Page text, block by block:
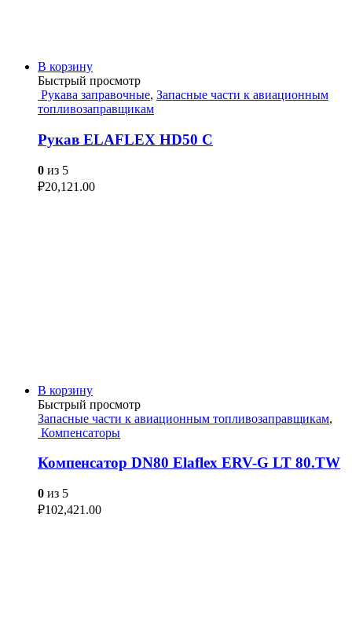
В корзину
Быстрый просмотр
Рукава заправочные, Запасные части к авиационным
топливозаправщикам
Рукав ELAFLEX HD50 C
0 из 5
₽20,121.00
В корзину
Быстрый просмотр
Запасные части к авиационным топливозаправщикам,
Компенсаторы
Компенсатор DN80 Elaflex ERV-G LT 80.TW
0 из 5
₽102,421.00